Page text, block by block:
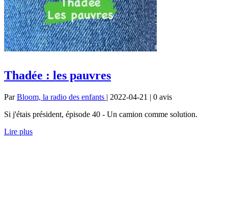
Thadée : les pauvres
ParBloom, la radio des enfants | 2022-04-21 | 0 avis
Si j'étais président, épisode 40 - Un camion comme solution.
Lire plus